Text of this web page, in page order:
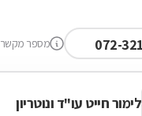
מספר מקשר
לימור חייט עו"ד ונוטריון